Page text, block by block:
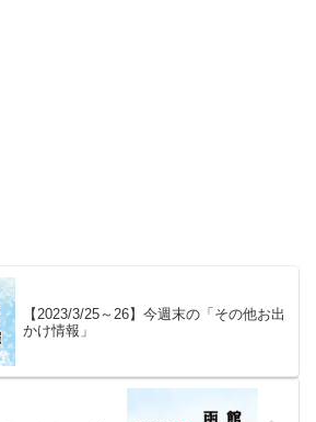
【2023/3/25～26】今週末の「その他お出
かけ情報」